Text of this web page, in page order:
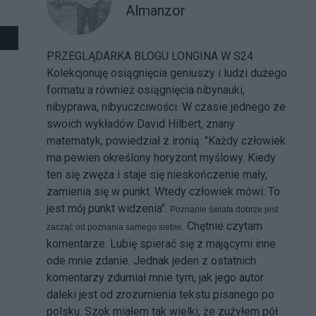
Almanzor
PRZEGLĄDARKA BLOGU LONGINA W S24
Kolekcjonuję osiągnięcia geniuszy i ludzi dużego
formatu a również osiągnięcia nibynauki,
nibyprawa, nibyuczciwości. W czasie jednego ze
swoich wykładów David Hilbert, znany
matematyk, powiedział z ironią: "Każdy człowiek
ma pewien określony horyzont myślowy. Kiedy
ten się zwęża i staje się nieskończenie mały,
zamienia się w punkt. Wtedy człowiek mówi: To
jest mój punkt widzenia". Poznanie świata dobrze jest
zacząć od poznania samego siebie. Chętnie czytam
komentarze. Lubię spierać się z mającymi inne
ode mnie zdanie. Jednak jeden z ostatnich
komentarzy zdumiał mnie tym, jak jego autor
daleki jest od zrozumienia tekstu pisanego po
polsku. Szok miałem tak wielki, że zużyłem pół